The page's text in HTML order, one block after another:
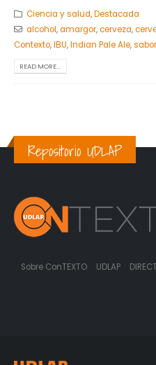
Ciencia y salud,Destacada
alcohol,amargor,cerveza,
Contexto,IBU,Indian Pale Ale,sabor
READ MORE...
Repositorio UDLAP
Sobre ConTEXTO UDLAP